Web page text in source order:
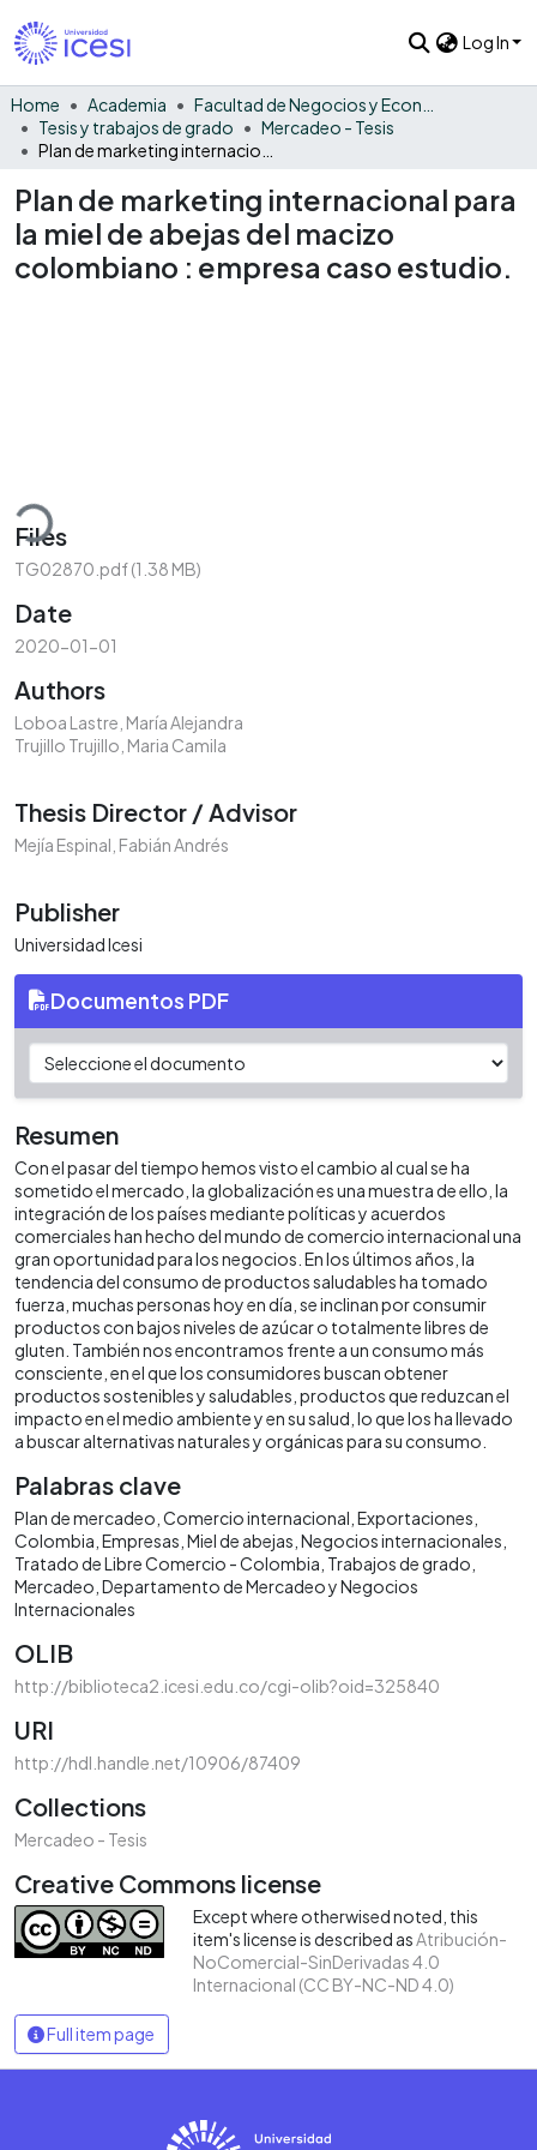
Log In
Home Academia
Tesis y trabajos de grado
Mercadeo - Tesis
Plan de marketing internacional para
la miel de abejas del macizo
colombiano : empresa caso estudio.
Files
TG02870.pdf(1.38 MB)
Date
2020-01-01
Authors
Loboa Lastre, María Alejandra
Trujillo Trujillo, Maria Camila
Thesis Director / Advisor
Mejía Espinal, Fabián Andrés
Publisher
Universidad Icesi
Documentos PDF
Resumen
Con el pasar del tiempo hemos visto el cambio al cual se ha
sometido el mercado, la globalización es una muestra de ello, la
integración de los países mediante políticas y acuerdos
comerciales han hecho del mundo de comercio internacional una
gran oportunidad para los negocios. En los últimos años, la
tendencia del consumo de productos saludables ha tomado
fuerza, muchas personas hoy en día, se inclinan por consumir
productos con bajos niveles de azúcar o totalmente libres de
gluten. También nos encontramos frente a un consumo más
consciente, en el que los consumidores buscan obtener
productos sostenibles y saludables, productos que reduzcan el
impacto en el medio ambiente y en su salud, lo que los ha llevado
a buscar alternativas naturales y orgánicas para su consumo.
Palabras clave
Plan de mercadeo Comercio internacional Exportaciones
Colombia Empresas Miel de abejas Negocios internacionales
Tratado de Libre Comercio - Colombia Trabajos de grado
Mercadeo Departamento de Mercadeo y Negocios
Internacionales
OLIB
http://biblioteca2.icesi.edu.co/cgi-olib?oid=325840
URI
http://hdl.handle.net/10906/87409
Collections
Mercadeo - Tesis
Creative Commons license
Except where otherwised noted, this
item's license is described asAtribución-
NoComercial-SinDerivadas 4.0
Internacional (CC BY-NC-ND 4.0)
Full item page